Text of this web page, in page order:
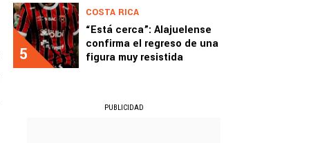
5
COSTA RICA
“Está cerca”: Alajuelense
confirma el regreso de una
figura muy resistida
PUBLICIDAD